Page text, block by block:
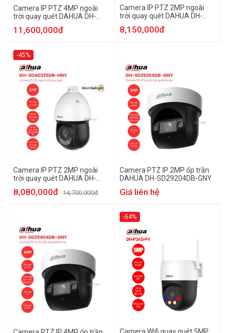
Camera IP PTZ 4MP ngoài
trời quay quét DAHUA DH-
11,600,000đ
Camera IP PTZ 2MP ngoài
trời quay quét DAHUA DH-
8,150,000đ
-45%
Camera IP PTZ 2MP ngoài
trời quay quét DAHUA DH-
8,080,000đ 14,700,000đ
Camera PTZ IP 2MP ốp trần
DAHUA DH-SD29204DB-GNY
Giá liên hệ
-54%